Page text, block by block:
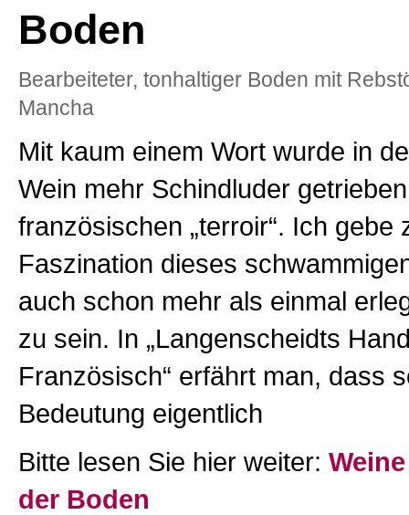
Boden
Bearbeiteter, tonhaltiger Boden mit
Mancha
Mit kaum einem Wort wurde in
Wein mehr Schindluder
französischen „terroir“. Ich gebe
Faszination dieses
auch schon mehr als einmal
zu sein. In „Langenscheidts
Französisch“ erfährt man, dass
Bedeutung eigentlich
Bitte lesen Sie hier weiter:
der Boden